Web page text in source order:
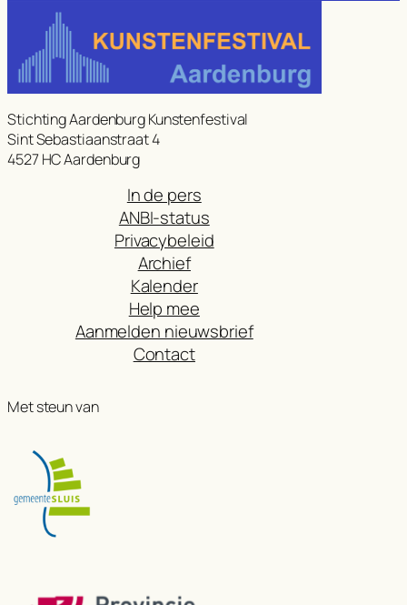
Stichting Aardenburg Kunstenfestival
Sint Sebastiaanstraat 4
4527 HC Aardenburg
In de pers
ANBI-status
Privacybeleid
Archief
Kalender
Help mee
Aanmelden nieuwsbrief
Contact
Met steun van